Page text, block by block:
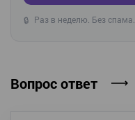
🔒 Раз в неделю. Без спама.
Вопрос ответ